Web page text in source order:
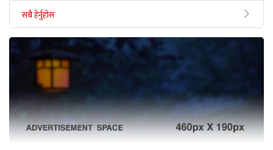
सबै हेर्नुहोस